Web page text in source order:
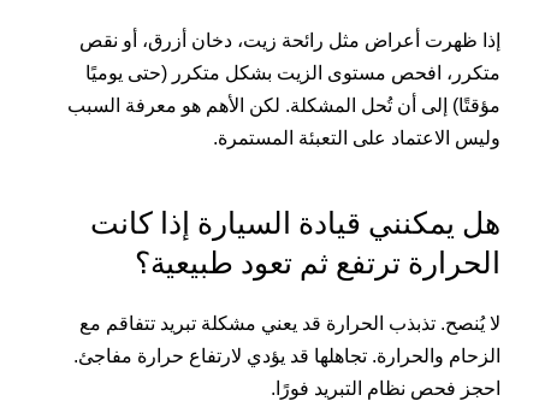
إذا ظهرت أعراض مثل رائحة زيت، دخان أزرق، أو نقص
متكرر، افحص مستوى الزيت بشكل متكرر (حتى يوميًا
مؤقتًا) إلى أن تُحل المشكلة. لكن الأهم هو معرفة السبب
وليس الاعتماد على التعبئة المستمرة.
هل يمكنني قيادة السيارة إذا كانت
الحرارة ترتفع ثم تعود طبيعية؟
لا يُنصح. تذبذب الحرارة قد يعني مشكلة تبريد تتفاقم مع
الزحام والحرارة. تجاهلها قد يؤدي لارتفاع حرارة مفاجئ.
احجز فحص نظام التبريد فورًا.